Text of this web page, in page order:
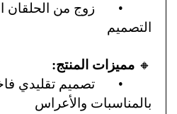
•
زوج من الحلقان
التصميم
🔸 مميزات المنتج:
•
تصميم تقليدي
بالمناسبات والأعراس